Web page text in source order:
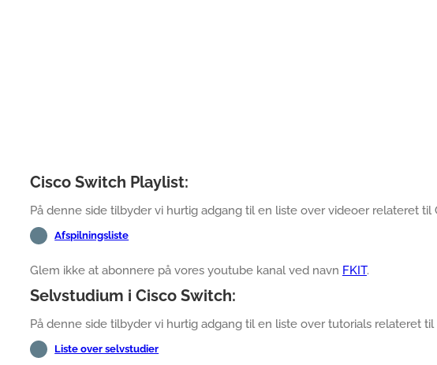
Cisco Switch Playlist:
På denne side tilbyder vi hurtig adgang til en liste over videoer relateret til
Afspilningsliste
Glem ikke at abonnere på vores youtube kanal ved navn FKIT.
Selvstudium i Cisco Switch:
På denne side tilbyder vi hurtig adgang til en liste over tutorials relateret til
Liste over selvstudier